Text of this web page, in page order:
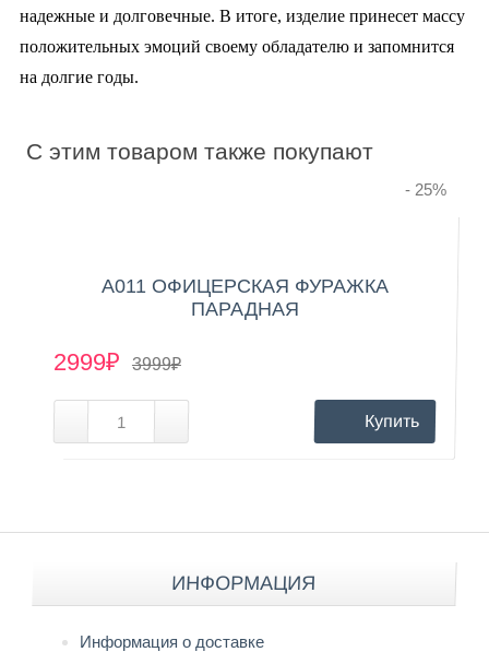
надежные и долговечные. В итоге, изделие принесет массу
положительных эмоций своему обладателю и запомнится
на долгие годы.
C этим товаром также покупают
- 25%
А011 ОФИЦЕРСКАЯ ФУРАЖКА
ПАРАДНАЯ
2999₽ 3999₽
Купить
ИНФОРМАЦИЯ
Информация о доставке